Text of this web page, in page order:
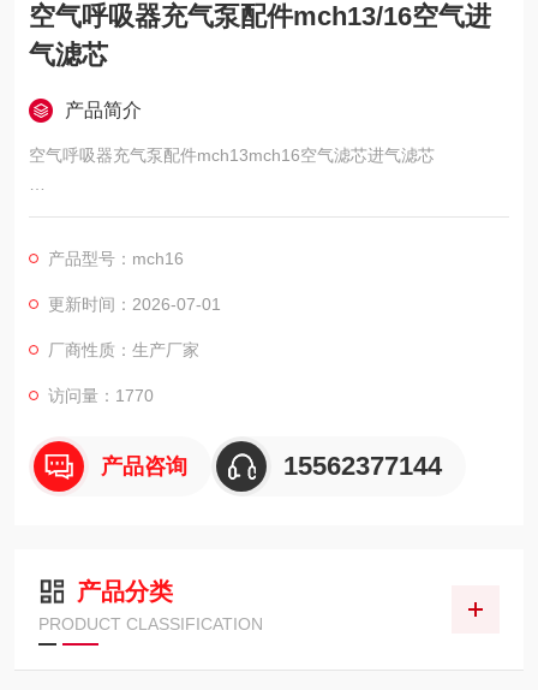
空气呼吸器充气泵配件mch13/16空气进
气滤芯
产品简介
空气呼吸器充气泵配件mch13mch16空气滤芯进气滤芯
产品名称: MCH13、16 空滤
简单介绍
产品型号：mch16
更新时间：2026-07-01
厂商性质：生产厂家
访问量：1770
产品咨询 15562377144
产品分类
PRODUCT CLASSIFICATION